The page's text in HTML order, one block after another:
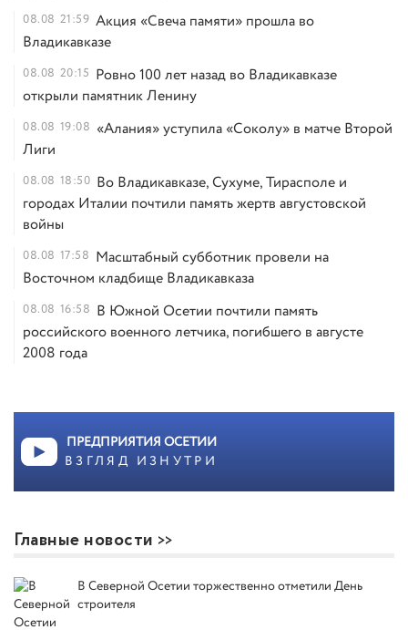
08.08 21:59 Акция «Свеча памяти» прошла во
Владикавказе
08.08 20:15 Ровно 100 лет назад во Владикавказе
открыли памятник Ленину
08.08 19:08 «Алания» уступила «Соколу» в матче Второй
Лиги
08.08 18:50 Во Владикавказе, Сухуме, Тирасполе и
городах Италии почтили память жертв августовской
войны
08.08 17:58 Масштабный субботник провели на
Восточном кладбище Владикавказа
08.08 16:58 В Южной Осетии почтили память
российского военного летчика, погибшего в августе
2008 года
ПРЕДПРИЯТИЯ ОСЕТИИ
ВЗГЛЯД ИЗНУТРИ
Главные новости
В Северной Осетии торжественно отметили День
строителя